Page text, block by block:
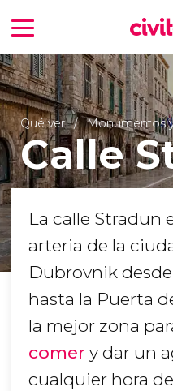
Qué ver Monumentos
Calle
La calle Stradun
arteria de la
Dubrovnik
hasta la Puerta
la mejor zona
comer y dar un
cualquier hora